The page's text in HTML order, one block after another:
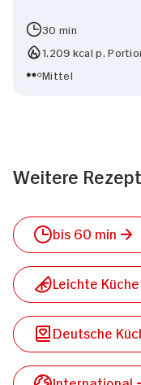
30 min
1.209 kcal p.
Mittel
Weitere
bis 60 min
Leichte Küche
Deutsche